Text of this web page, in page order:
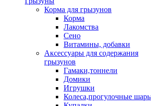
Корма для грызунов
Корма
Лакомства
Сено
Витамины, добавки
Аксессуары для содержания
грызунов
Гамаки,тоннели
Домики
Игрушки
Колеса,прогулочные